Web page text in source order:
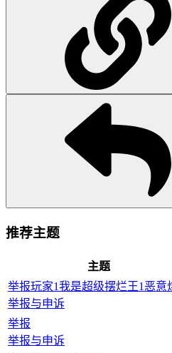
推荐主题
主题
举报玩家1我是超级摆烂王1恶意
举报与申诉
举报
举报与申诉